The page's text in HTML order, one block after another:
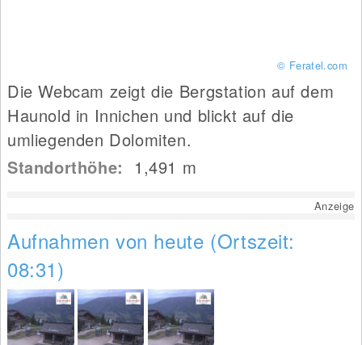
© Feratel.com
Die Webcam zeigt die Bergstation auf dem
Haunold in Innichen und blickt auf die
umliegenden Dolomiten.
Standorthöhe: 1,491 m
Anzeige
Aufnahmen von heute (Ortszeit:
08:31)